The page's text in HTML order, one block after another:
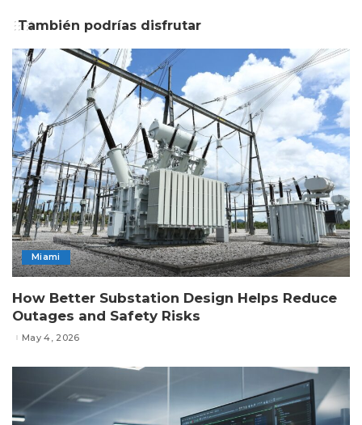
También podrías disfrutar
Miami
How Better Substation Design Helps Reduce
Outages and Safety Risks
May 4, 2026